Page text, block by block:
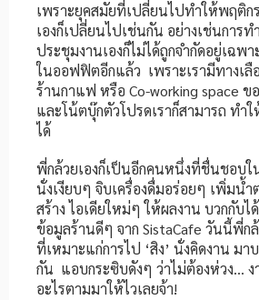
เพราะยุคสมัยที่เปลี่ยนไปทำให้พฤติก
เองก็เปลี่ยนไปเช่นกัน อย่างเช่นการ
ประชุมงานเองก็ไม่ได้ถูกจำกัดอยู่เฉพ
ในออฟฟิตอีกแล้ว เพราะเรามีทางเลื
ร้านกาแฟ หรือ Co-working space ข
และโน้ตบุ๊กตัวโปรดเราก็สามารถ ทำ
ได้
พี่กล้วยเองก็เป็นอีกคนหนึ่งที่ชื่นชอบใ
นั่งเงียบๆ จิบเครื่องดื่มอร่อยๆ เพิ่มน้ำ
สร้าง ไอเดียใหม่ๆ ให้ผลงาน บวกกับไ
ข้อมูลร้านดีๆ จาก SistaCafe วันนี้พี่ก
ที่เหมาะแก่การไป ‘สิง’ นั่งคิดงาน มา
กัน แอบกระซิบดังๆ ว่าไม่ต้องห่วง…
อะไรตามมาให้ไวเลยจ้า!